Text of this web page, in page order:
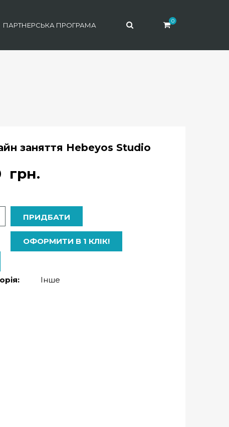
0
ПАРТНЕРСЬКА ПРОГРАМА
заняття Hebeyos Studio
грн.
ПРИДБАТИ
ОФОРМИТИ В 1 КЛІК!
Інше